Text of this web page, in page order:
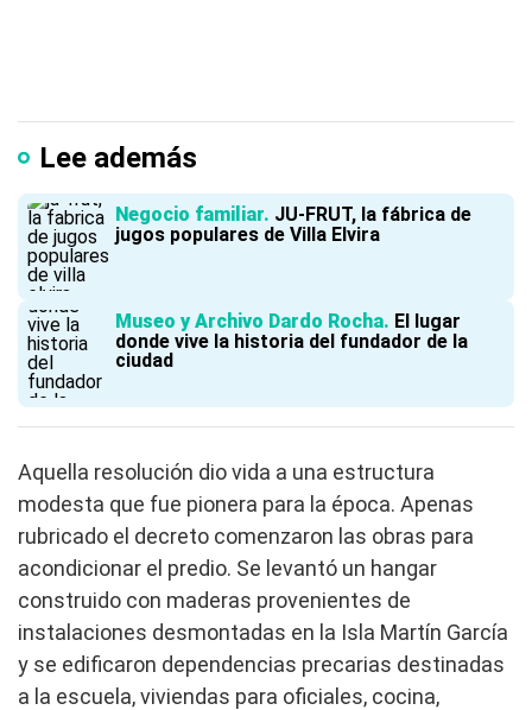
Lee además
Negocio familiar JU-FRUT, la fábrica de
jugos populares de Villa Elvira
Museo y Archivo Dardo Rocha El lugar
donde vive la historia del fundador de la
ciudad
Aquella resolución dio vida a una estructura
modesta que fue pionera para la época. Apenas
rubricado el decreto comenzaron las obras para
acondicionar el predio. Se levantó un hangar
construido con maderas provenientes de
instalaciones desmontadas en la Isla Martín García
y se edificaron dependencias precarias destinadas
a la escuela, viviendas para oficiales, cocina,